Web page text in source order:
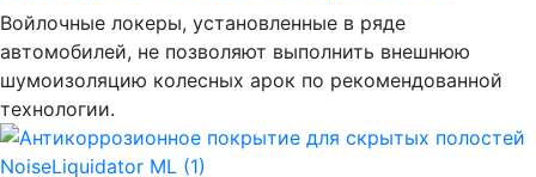
Войлочные локеры, установленные в ряде
автомобилей, не позволяют выполнить внешнюю
шумоизоляцию колесных арок по рекомендованной
технологии.